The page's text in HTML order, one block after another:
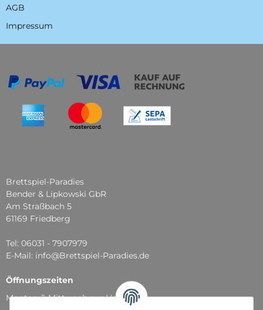
AGB
Impressum
Brettspiel-Paradies
Bender & Lipkowski GbR
Am Straßbach 5
61169 Friedberg
Tel: 06031 - 7907979
E-Mail: info@Brettspiel-Paradies.de
Öffnungszeiten
Montag & Mittwoch nur Versand